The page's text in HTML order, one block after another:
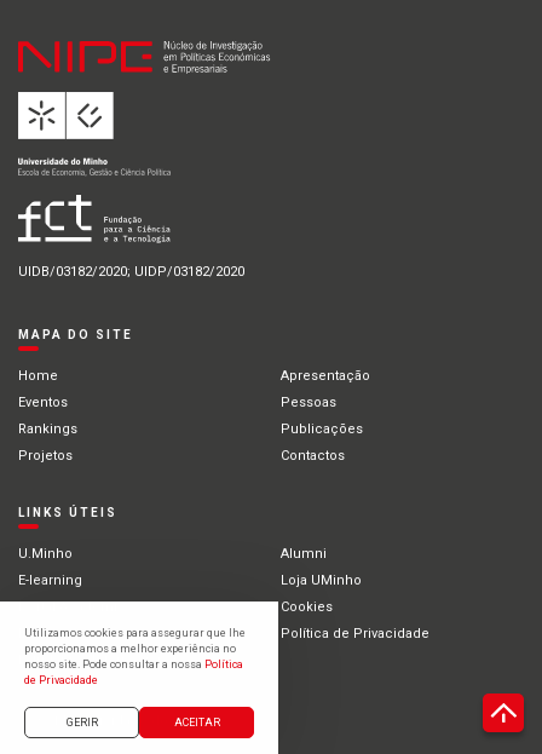
UIDB/03182/2020; UIDP/03182/2020
MAPA DO SITE
Home
Apresentação
Eventos
Pessoas
Rankings
Publicações
Projetos
Contactos
LINKS ÚTEIS
U.Minho
Alumni
E-learning
Loja UMinho
Cookies
Intranet
Política de Privacidade
Estudantes Internacionais
©2021 Universidade do Minho
Utilizamos cookies para assegurar que lhe
proporcionamos a melhor experiência no
nosso site. Pode consultar a nossa Política
de Privacidade
GERIR ACEITAR